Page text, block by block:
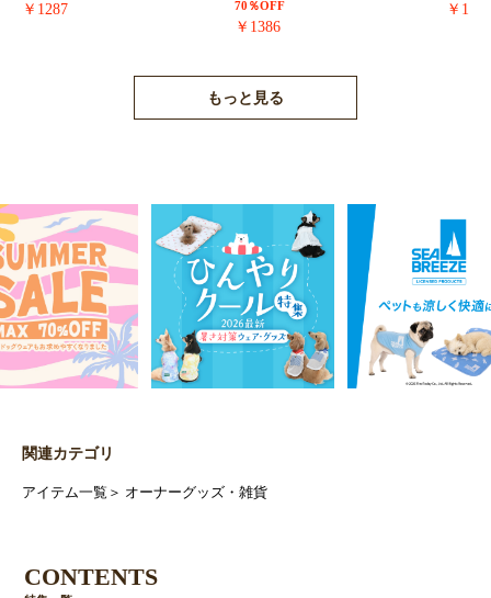
￥1287 70％OFF
￥1386
￥
もっと見る
関連カテゴリ
アイテム一覧 ＞ オーナーグッズ・雑貨
CONTENTS